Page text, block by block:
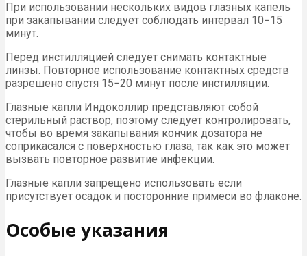
При использовании нескольких видов глазных капель
при закапывании следует соблюдать интервал 10−15
минут.
Перед инстилляцией следует снимать контактные
линзы. Повторное использование контактных средств
разрешено спустя 15−20 минут после инстилляции.
Глазные капли Индоколлир представляют собой
стерильный раствор, поэтому следует контролировать,
чтобы во время закапывания кончик дозатора не
соприкасался с поверхностью глаза, так как это может
вызвать повторное развитие инфекции.
Глазные капли запрещено использовать если
присутствует осадок и посторонние примеси во флаконе.
Особые указания